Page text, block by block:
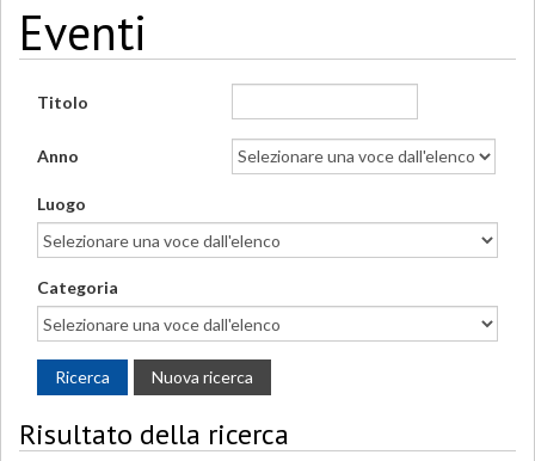
Eventi
Titolo
Anno
Luogo
Categoria
Risultato della ricerca